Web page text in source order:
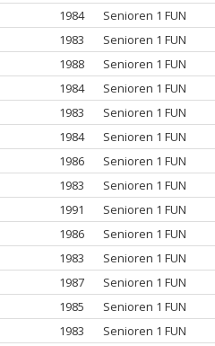
1984
Senioren 1 FUN
1983
Senioren 1 FUN
1988
Senioren 1 FUN
1984
Senioren 1 FUN
1983
Senioren 1 FUN
1984
Senioren 1 FUN
1986
Senioren 1 FUN
1983
Senioren 1 FUN
1991
Senioren 1 FUN
1986
Senioren 1 FUN
1983
Senioren 1 FUN
1987
Senioren 1 FUN
1985
Senioren 1 FUN
1983
Senioren 1 FUN